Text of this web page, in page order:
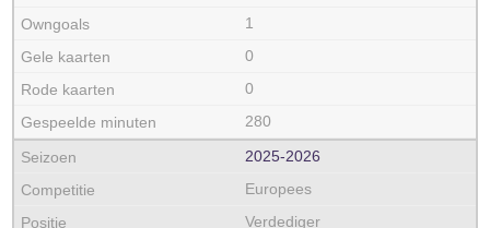
1
0
0
280
2025‑2026
Europees
Verdediger